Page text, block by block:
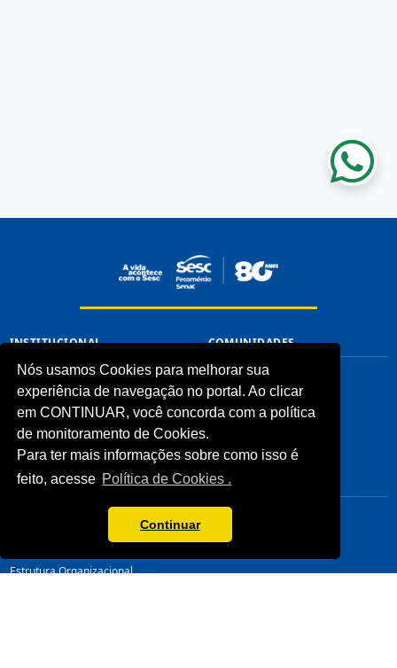
Nós usamos Cookies para melhorar sua
experiência de navegação no portal. Ao clicar
em CONTINUAR, você concorda com a política
de monitoramento de Cookies.
Para ter mais informações sobre como isso é
feito, acesse Política de Cookies .
Continuar
INSTITUCIONAL
Processos Seletivos (Antigos)
Licitações
Notícias
Imprensa
Fale Conosco
Biblioteca
COMUNIDADES
Unidades Sesc-TO
Cliente
CONHEÇA
Sistema Fecomércio
Estrutura Organizacional
LINKS ÚTEIS
Senac